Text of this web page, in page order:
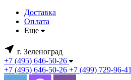
Доставка
Оплата
Еще
г. Зеленоград
+7 (495) 646-50-26
+7 (495) 646-50-26 +7 (499) 729-96-41